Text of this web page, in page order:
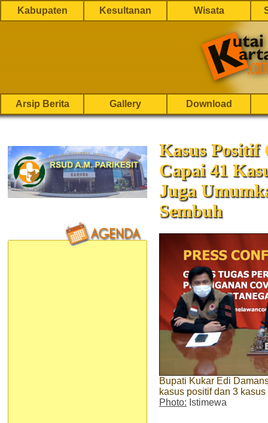
Kabupaten Kesultanan Wisata
Arsip Berita Gallery Download
Kasus
Capai 41
Juga
Sembuh
Bupati Kukar Edi
kasus positif dan 3
Photo: Istimewa